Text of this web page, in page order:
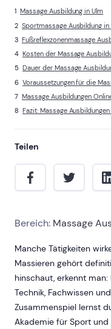
Massage Ausbildung in Ulm
Sportmassage Ausbildung in
Fußreflexzonenmassage
Kosten der Massage
Dauer der Massage
Voraussetzungen für die
Massage Ausbildungen
Fazit: Massage
Teilen
Bereich: Massage
Manche Tätigkeiten
Massieren gehört
hinschaut, erkennt
Technik, Fachwissen
Zusammenspiel lernst
Akademie für Sport und